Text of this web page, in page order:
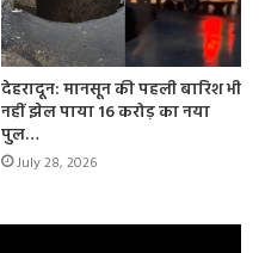
देहरादून: मानसून की पहली बारिश भी
नहीं झेल पाया 16 करोड़ का नया
पुल…
July 28, 2026